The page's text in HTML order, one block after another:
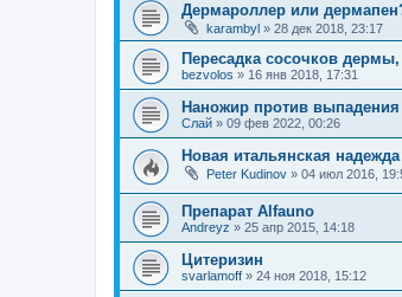
Дермароллер или
karambyl » 28 дек 2018, 23:17
Пересадка сосочков
bezvolos » 16 янв 2018, 17:31
Наножир против
Слай » 09 фев 2022, 00:26
Новая итальянская
Peter Kudinov » 04 июл 2016,
Препарат Alfauno
Andreyz » 25 апр 2015, 14:18
Цитеризин
svarlamoff » 24 ноя 2018, 15:12